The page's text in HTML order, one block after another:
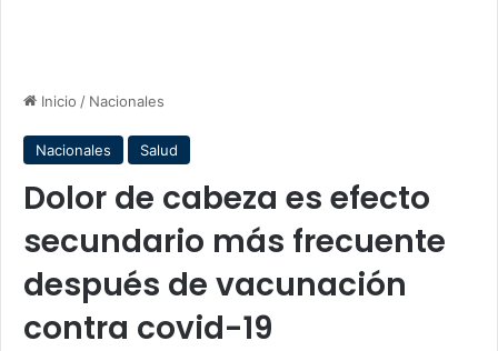
Inicio / Nacionales
Nacionales Salud
Dolor de cabeza es efecto
secundario más frecuente
después de vacunación
contra covid-19